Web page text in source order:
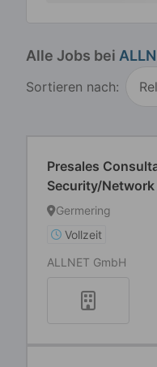
Alle Jobs bei
Sortieren nach:
Presales
Security/
Communication
Germering
Vollzeit
ALLNET GmbH